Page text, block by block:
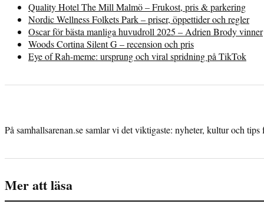
Quality Hotel The Mill Malmö – Frukost, pris & parkering
Nordic Wellness Folkets Park – priser, öppettider och regler
Oscar för bästa manliga huvudroll 2025 – Adrien Brody vinner
Woods Cortina Silent G – recension och pris
Eye of Rah-meme: ursprung och viral spridning på TikTok
På samhallsarenan.se samlar vi det viktigaste: nyheter, kultur och tips
Mer att läsa